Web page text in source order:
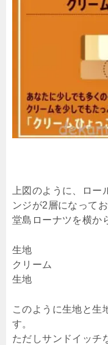
上図のように、ロ
ンジが2層になってお
堂島ローナツを横か
生地
クリーム
生地
このように生地と生
す。
ただしサンドイッチ